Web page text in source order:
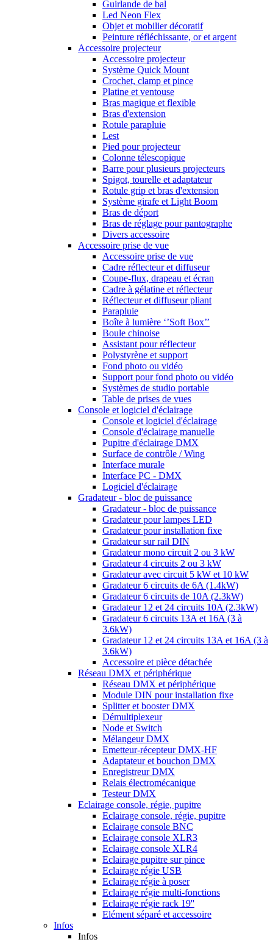
Guirlande de bal
Led Neon Flex
Objet et mobilier décoratif
Peinture réfléchissante, or et argent
Accessoire projecteur
Accessoire projecteur
Système Quick Mount
Crochet, clamp et pince
Platine et ventouse
Bras magique et flexible
Bras d'extension
Rotule parapluie
Lest
Pied pour projecteur
Colonne télescopique
Barre pour plusieurs projecteurs
Spigot, tourelle et adaptateur
Rotule grip et bras d'extension
Système girafe et Light Boom
Bras de déport
Bras de réglage pour pantographe
Divers accessoire
Accessoire prise de vue
Accessoire prise de vue
Cadre réflecteur et diffuseur
Coupe-flux, drapeau et écran
Cadre à gélatine et réflecteur
Réflecteur et diffuseur pliant
Parapluie
Boîte à lumière ‘’Soft Box’’
Boule chinoise
Assistant pour réflecteur
Polystyrène et support
Fond photo ou vidéo
Support pour fond photo ou vidéo
Systèmes de studio portable
Table de prises de vues
Console et logiciel d'éclairage
Console et logiciel d'éclairage
Console d'éclairage manuelle
Pupitre d'éclairage DMX
Surface de contrôle / Wing
Interface murale
Interface PC - DMX
Logiciel d'éclairage
Gradateur - bloc de puissance
Gradateur - bloc de puissance
Gradateur pour lampes LED
Gradateur pour installation fixe
Gradateur sur rail DIN
Gradateur mono circuit 2 ou 3 kW
Gradateur 4 circuits 2 ou 3 kW
Gradateur avec circuit 5 kW et 10 kW
Gradateur 6 circuits de 6A (1.4kW)
Gradateur 6 circuits de 10A (2.3kW)
Gradateur 12 et 24 circuits 10A (2.3kW)
Gradateur 6 circuits 13A et 16A (3 à
3.6kW)
Gradateur 12 et 24 circuits 13A et 16A (3 à
3.6kW)
Accessoire et pièce détachée
Réseau DMX et périphérique
Réseau DMX et périphérique
Module DIN pour installation fixe
Splitter et booster DMX
Démultiplexeur
Node et Switch
Mélangeur DMX
Emetteur-récepteur DMX-HF
Adaptateur et bouchon DMX
Enregistreur DMX
Relais électromécanique
Testeur DMX
Eclairage console, régie, pupitre
Eclairage console, régie, pupitre
Eclairage console BNC
Eclairage console XLR3
Eclairage console XLR4
Eclairage pupitre sur pince
Eclairage régie USB
Eclairage régie à poser
Eclairage régie multi-fonctions
Eclairage régie rack 19''
Elément séparé et accessoire
Infos
Infos